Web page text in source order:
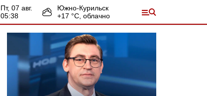
пт, 07 авг.
05:38
Южно-Курильск
+17 °С, облачно